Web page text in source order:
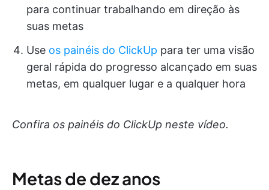
para continuar trabalhando em direção às
suas metas
Use os painéis do ClickUp para ter uma visão
geral rápida do progresso alcançado em suas
metas, em qualquer lugar e a qualquer hora
Confira os painéis do ClickUp neste vídeo.
Metas de dez anos